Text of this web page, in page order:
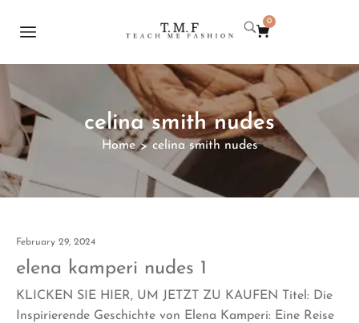
0
celina smith nudes
Home > celina smith nudes
February 29, 2024
elena kamperi nudes 1
KLICKEN SIE HIER, UM JETZT ZU KAUFEN Titel: Die
Inspirierende Geschichte von Elena Kamperi: Eine Reise